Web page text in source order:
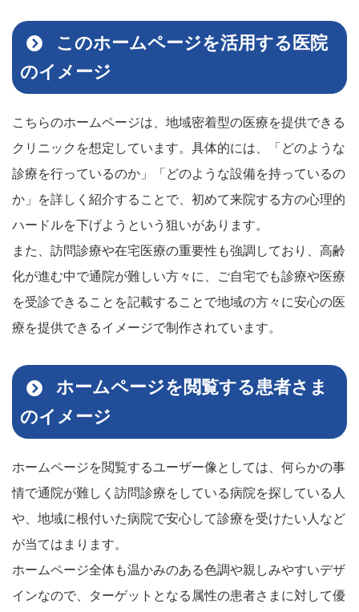
このホームページを活用する医院
のイメージ
こちらのホームページは、地域密着型の医療を提供できる
クリニックを想定しています。具体的には、「どのような
診療を行っているのか」「どのような設備を持っているの
か」を詳しく紹介することで、初めて来院する方の心理的
ハードルを下げようという狙いがあります。
また、訪問診療や在宅医療の重要性も強調しており、高齢
化が進む中で通院が難しい方々に、ご自宅でも診療や医療
を受診できることを記載することで地域の方々に安心の医
療を提供できるイメージで制作されています。
ホームページを閲覧する患者さま
のイメージ
ホームページを閲覧するユーザー像としては、何らかの事
情で通院が難しく訪問診療をしている病院を探している人
や、地域に根付いた病院で安心して診療を受けたい人など
が当てはまります。
ホームページ全体も温かみのある色調や親しみやすいデザ
インなので、ターゲットとなる属性の患者さまに対して優